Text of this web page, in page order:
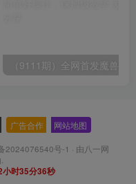
广告合作 网站地图
2024076540号-1 · 由八一网
时35分37秒